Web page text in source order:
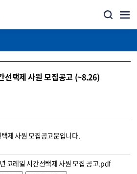
선택제 사원 모집공고 (~8.26)
제 사원 모집공고문입니다.
코레일 시간선택제 사원 모집 공고.pdf